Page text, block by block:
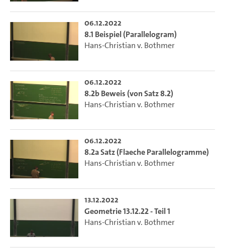
06.12.2022
8.1 Beispiel (Parallelogram)
Hans-Christian v. Bothmer
06.12.2022
8.2b Beweis (von Satz 8.2)
Hans-Christian v. Bothmer
06.12.2022
8.2a Satz (Flaeche Parallelogramme)
Hans-Christian v. Bothmer
13.12.2022
Geometrie 13.12.22 - Teil 1
Hans-Christian v. Bothmer